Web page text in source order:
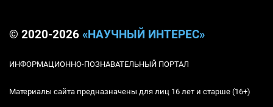
© 2020-2026 «НАУЧНЫЙ ИНТЕРЕС»
ИНФОРМАЦИОННО-ПОЗНАВАТЕЛЬНЫЙ ПОРТАЛ
Материалы сайта предназначены для лиц 16 лет и старше (16+)